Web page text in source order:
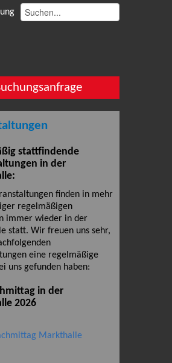
stattfindende
in der
finden in mehr
regelmäßigen
immer wieder in der
statt. Wir freuen uns sehr,
eine regelmäßige
uns gefunden haben:
in der
2026